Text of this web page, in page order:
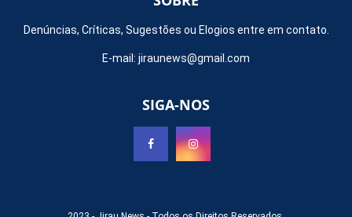
Denúncias, Críticas, Sugestões ou Elogios entre em contato.
E-mail: jiraunews@gmail.com
SIGA-NOS